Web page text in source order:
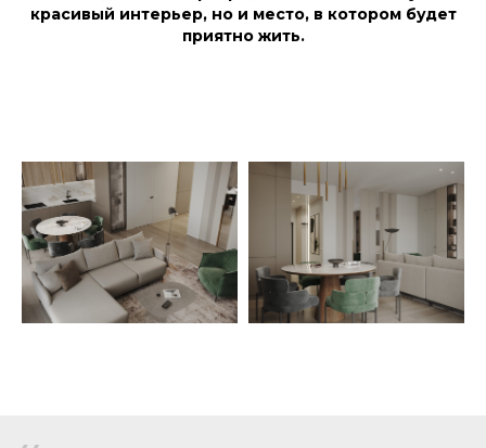
красивый интерьер, но и место, в котором будет
приятно жить.